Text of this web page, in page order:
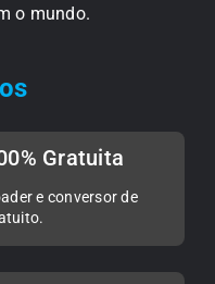
o mundo.
Gratuita
e conversor de